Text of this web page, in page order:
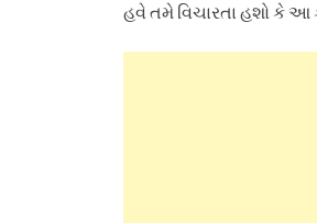
હવે તમે વિચારતા હશો કે આ